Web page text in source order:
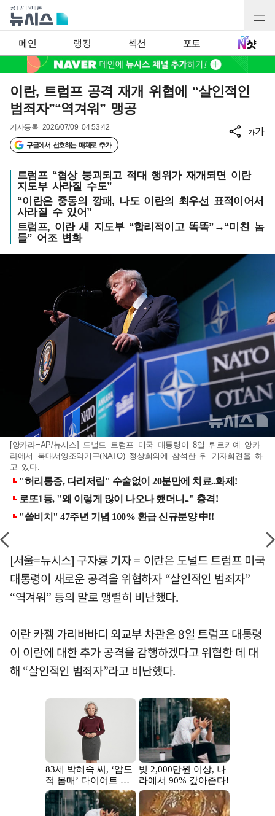
메인 랭킹 섹션 포토
이란, 트럼프 공격 재개 위협에 “살인적인
범죄자”“역겨워” 맹공
기사등록 2026/07/09 04:53:42
구글에서 선호하는 매체로 추가
가가
트럼프 “협상 붕괴되고 적대 행위가 재개되면 이란
지도부 사라질 수도”
“이란은 중동의 깡패, 나도 이란의 최우선 표적이어서
사라질 수 있어”
트럼프, 이란 새 지도부 “합리적이고 똑똑”→“미친 놈
들” 어조 변화
[앙카라=AP/뉴시스] 도널드 트럼프 미국 대통령이 8일 튀르키예 앙카
라에서 북대서양조약기구(NATO) 정상회의에 참석한 뒤 기자회견을 하
고 있다.
[서울=뉴시스] 구자룡 기자 = 이란은 도널드 트럼프 미국
대통령이 새로운 공격을 위협하자 “살인적인 범죄자”
“역겨워” 등의 말로 맹렬히 비난했다.
이란 카젬 가리바바디 외교부 차관은 8일 트럼프 대통령
이 이란에 대한 추가 공격을 감행하겠다고 위협한 데 대
해 “살인적인 범죄자”라고 비난했다.